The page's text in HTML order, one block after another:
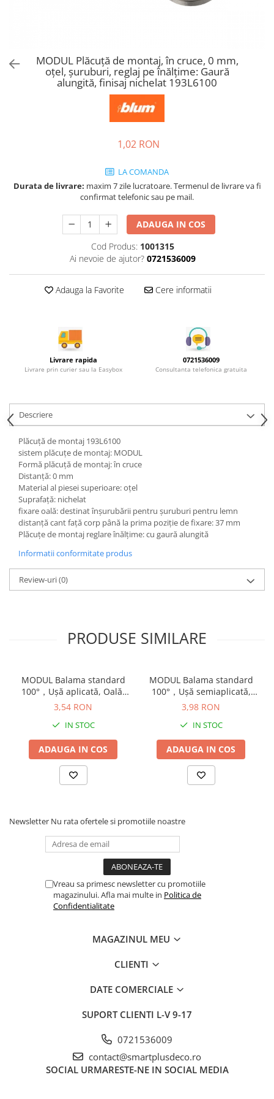
Accesorii dressing
Bari pentru haine
Console si suporti polita
Accesorii pentru compartimentare
Suruburi, coltare, elemente de
Lamele si cepi de lemn
Picioare si rotile mobilier
Picioare mobilier
Rotile mobilier
Scurgatoare pentru vase
Cosuri Jolly si coloane
MODUL Plăcuţă de montaj, în cruce, 0 mm,
oţel, şuruburi, reglaj pe înălţime: Gaură
alungită, finisaj nichelat 193L6100
1,02 RON
LA COMANDA
Durata de livrare: maxim 7 zile lucratoare. Termenul de livrare va fi
confirmat telefonic sau pe mail.
ADAUGA IN COS
Cod Produs: 1001315
Ai nevoie de ajutor? 0721536009
Adauga la Favorite Cere informatii
Livrare rapida
Livrare prin curier sau la Easybox
0721536009
Consultanta telefonica gratuita
Descriere
Plăcuţă de montaj 193L6100
sistem plăcuţe de montaj: MODUL
Formă plăcuţă de montaj: în cruce
Distanţă: 0 mm
Material al piesei superioare: oţel
Suprafaţă: nichelat
fixare oală: destinat înșurubării pentru șuruburi pentru lemn
distanţă cant faţă corp până la prima poziţie de fixare: 37 mm
Plăcuţe de montaj reglare înălţime: cu gaură alungită
Informatii conformitate produs
Review-uri(0)
PRODUSE SIMILARE
MODUL Balama standard
100°，Uşă aplicată, Oală:
presare, finisaj nichelat
3,54 RON
IN STOC
ADAUGA IN COS
MODUL Balama standard
100°，Uşă semiaplicată,
Oală: şuruburi, finisaj
3,98 RON
IN STOC
ADAUGA IN COS
Newsletter Nu rata ofertele si promotiile noastre
Vreau sa primesc newsletter cu promotiile
magazinului. Afla mai multe in Politica de
Confidentialitate
MAGAZINUL MEU
CLIENTI
DATE COMERCIALE
SUPORT CLIENTI L-V 9-17
0721536009
contact@smartplusdeco.ro
SOCIAL URMARESTE-NE IN SOCIAL MEDIA